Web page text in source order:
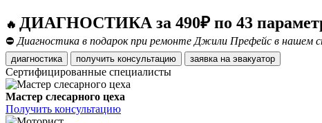
🔥 ДИАГНОСТИКА за 490₽ по 43
⛔ Диагностика в подарок при ремонте Джили Префейс в нашем
диагностика получить консультацию заявка на эвакуатор
Сертифицированные специалисты
Мастер слесарного цеха
Получить консультацию